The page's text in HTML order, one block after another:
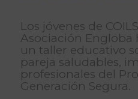
Los jóvenes de
Asociación
un taller educativo
pareja saludables,
profesionales del
Generación Segura.